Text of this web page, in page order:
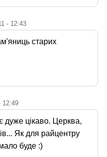
- 12:43
старих
12:49
дуже цікаво. Церква,
Як для райцентру
буде :)